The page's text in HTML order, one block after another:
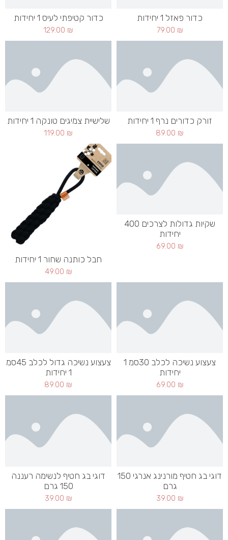
כדור פאזל 1 יחידות
79.00 ₪
כדור קטיפתי לעיס 1 יחידות
129.00 ₪
זורק כדורים נרף 1 יחידות
89.00 ₪
שלישיית צמיגים טונקה 1 יחידות
119.00 ₪
שקיות גדולות לצרכים 400
יחידות
69.00 ₪
חבל כותנה שחור 1 יחידות
49.00 ₪
צעצוע נשיכה לכלב 30סמ 1
יחידות
69.00 ₪
צעצוע נשיכה גדול לכלב 45סמ
1 יחידות
89.00 ₪
דוגי בג חטיף מורנינג אנרגי 150
גרם
39.00 ₪
דוגי בג חטיף לנשימה רעננה
150 גרם
39.00 ₪